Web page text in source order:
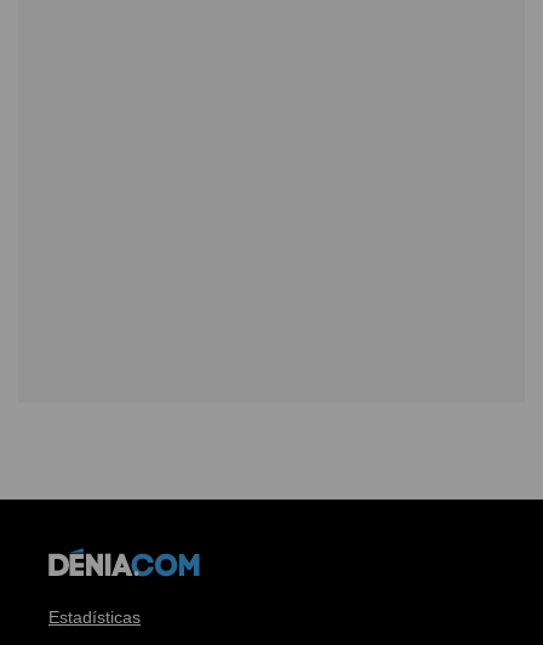
Estadísticas